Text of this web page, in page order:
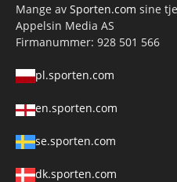
Mange av Sporten.com sine
Appelsin Media AS
Firmanummer: 928 501 566
pl.sporten.com
en.sporten.com
se.sporten.com
dk.sporten.com